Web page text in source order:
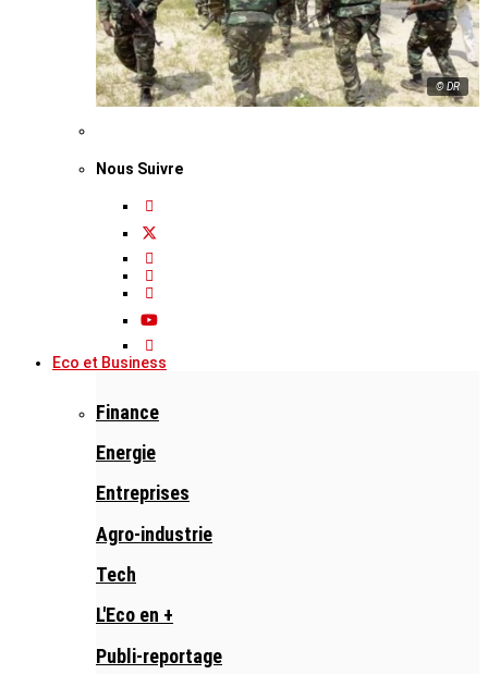
© DR
Nous Suivre
Eco et Business
Finance
Energie
Entreprises
Agro-industrie
Tech
L'Eco en +
Publi-reportage